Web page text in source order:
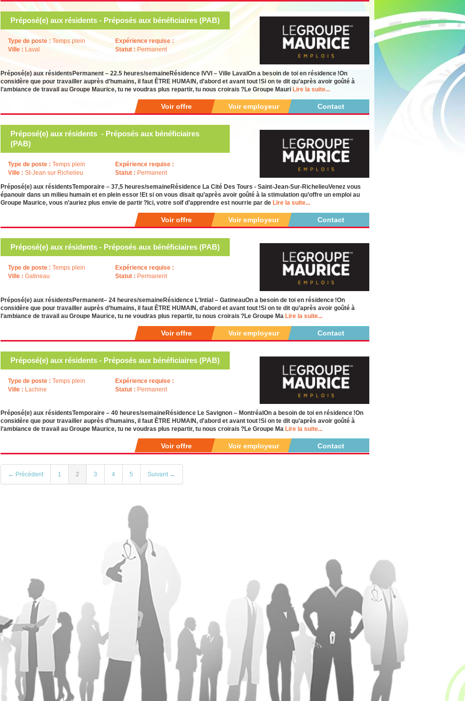
Préposé(e) aux résidents - Préposés aux bénéficiaires (PAB)
Type de poste :Temps plein
Ville : Laval
Expérience requise :
Statut : Permanent
Préposé(e) aux résidentsPermanent – 22.5 heures/semaineRésidence IVVI – Ville LavalOn a besoin de toi en résidence !On
considère que pour travailler auprès d’humains, il faut ÊTRE HUMAIN, d’abord et avant tout !Si on te dit qu’après avoir goûté à
l’ambiance de travail au Groupe Maurice, tu ne voudras plus repartir, tu nous croirais ?Le Groupe Mauri Lire la suite...
Voir offre Voir employeur Contact
Préposé(e) aux résidents - Préposés aux bénéficiaires
(PAB)
Type de poste : Temps plein
Ville : St-Jean sur Richelieu
Expérience requise :
Statut : Permanent
Préposé(e) aux résidentsTemporaire – 37,5 heures/semaineRésidence La Cité Des Tours - Saint-Jean-Sur-RichelieuVenez vous
épanouir dans un milieu humain et en plein essor !Et si on vous disait qu’après avoir goûté à la stimulation qu’offre un emploi au
Groupe Maurice, vous n’auriez plus envie de partir ?Ici, votre soif d’apprendre est nourrie par de Lire la suite...
Voir offre Voir employeur Contact
Préposé(e) aux résidents - Préposés aux bénéficiaires (PAB)
Type de poste : Temps plein
Ville : Gatineau
Expérience requise :
Statut : Permanent
Préposé(e) aux résidentsPermanent– 24 heures/semaineRésidence L'Intial – GatineauOn a besoin de toi en résidence !On
considère que pour travailler auprès d’humains, il faut ÊTRE HUMAIN, d’abord et avant tout !Si on te dit qu’après avoir goûté à
l’ambiance de travail au Groupe Maurice, tu ne voudras plus repartir, tu nous croirais ?Le Groupe Ma Lire la suite...
Voir offre Voir employeur Contact
Préposé(e) aux résidents - Préposés aux bénéficiaires (PAB)
Type de poste : Temps plein
Ville : Lachine
Expérience requise :
Statut : Permanent
Préposé(e) aux résidentsTemporaire – 40 heures/semaineRésidence Le Savignon – MontréalOn a besoin de toi en résidence !On
considère que pour travailler auprès d’humains, il faut ÊTRE HUMAIN, d’abord et avant tout !Si on te dit qu’après avoir goûté à
l’ambiance de travail au Groupe Maurice, tu ne voudras plus repartir, tu nous croirais ?Le Groupe Ma Lire la suite...
Voir offre Voir employeur Contact
← Précédent 1 2 3 4 5 Suivant →